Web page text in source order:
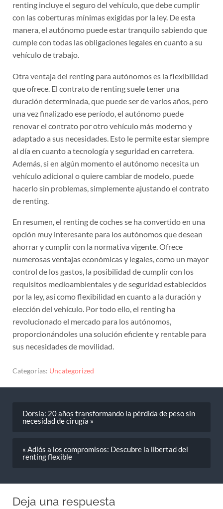
renting incluye el seguro del vehículo, que debe cumplir
con las coberturas mínimas exigidas por la ley. De esta
manera, el autónomo puede estar tranquilo sabiendo que
cumple con todas las obligaciones legales en cuanto a su
vehículo de trabajo.
Otra ventaja del renting para autónomos es la flexibilidad
que ofrece. El contrato de renting suele tener una
duración determinada, que puede ser de varios años, pero
una vez finalizado ese período, el autónomo puede
renovar el contrato por otro vehículo más moderno y
adaptado a sus necesidades. Esto le permite estar siempre
al día en cuanto a tecnología y seguridad en carretera.
Además, si en algún momento el autónomo necesita un
vehículo adicional o quiere cambiar de modelo, puede
hacerlo sin problemas, simplemente ajustando el contrato
de renting.
En resumen, el renting de coches se ha convertido en una
opción muy interesante para los autónomos que desean
ahorrar y cumplir con la normativa vigente. Ofrece
numerosas ventajas económicas y legales, como un mayor
control de los gastos, la posibilidad de cumplir con los
requisitos medioambientales y de seguridad establecidos
por la ley, así como flexibilidad en cuanto a la duración y
elección del vehículo. Por todo ello, el renting ha
revolucionado el mercado para los autónomos,
proporcionándoles una solución eficiente y rentable para
sus necesidades de movilidad.
Categorías: Uncategorized
Dorsia: 20 años transformando la pérdida de peso sin
necesidad de cirugía »
« Adiós a los compromisos: Descubre la libertad del
renting flexible
Deja una respuesta